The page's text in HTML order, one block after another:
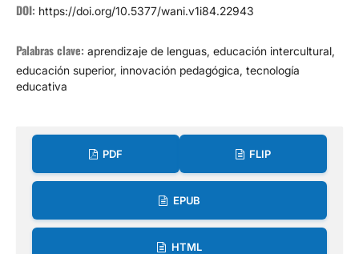
DOI: https://doi.org/10.5377/wani.v1i84.22943
Palabras clave: aprendizaje de lenguas, educación intercultural,
educación superior, innovación pedagógica, tecnología
educativa
PDF FLIP
EPUB
HTML